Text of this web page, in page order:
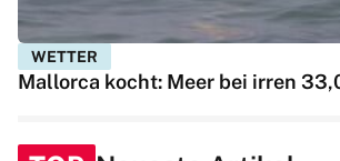
WETTER
Mallorca kocht: Meer bei irren